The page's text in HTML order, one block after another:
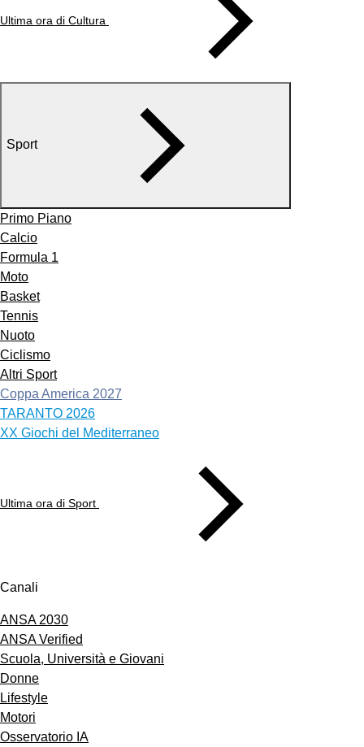
Ultima ora di Cultura
Sport
Primo Piano
Calcio
Formula 1
Moto
Basket
Tennis
Nuoto
Ciclismo
Altri Sport
Coppa America 2027
TARANTO 2026
XX Giochi del Mediterraneo
Ultima ora di Sport
Canali
ANSA 2030
ANSA Verified
Scuola, Università e Giovani
Donne
Lifestyle
Motori
Osservatorio IA